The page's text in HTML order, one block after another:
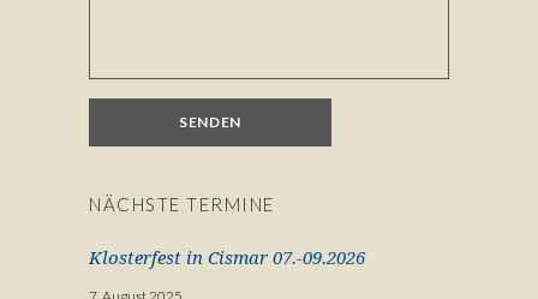
NÄCHSTE TERMINE
Klosterfest in Cismar 07.-09.2026